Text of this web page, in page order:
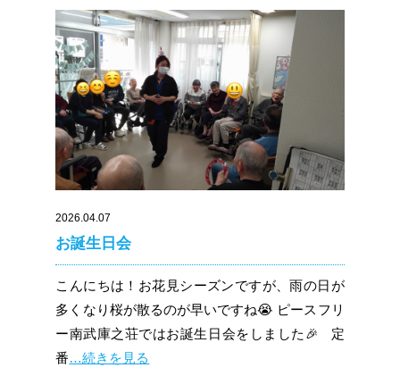
2026.04.07
お誕生日会
こんにちは！お花見シーズンですが、雨の日が
多くなり桜が散るのが早いですね😭 ピースフリ
ー南武庫之荘ではお誕生日会をしました🎉 定
番…続きを見る